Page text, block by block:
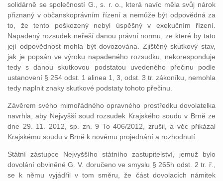
solidárně se společností G., s. r. o., která navíc měla svůj nárok
přiznaný v občanskoprávním řízení a nemůže být odpovědná za
to, že tento poškozený nebyl úspěšný v exekučním řízení.
Napadený rozsudek neřeší danou právní normu, ze které by tato
její odpovědnost mohla být dovozována. Zjištěný skutkový stav,
jak je popsán ve výroku napadeného rozsudku, nekoresponduje
tedy s danou skutkovou podstatou uvedeného přečinu podle
ustanovení § 254 odst. 1 alinea 1, 3, odst. 3 tr. zákoníku, nemohla
tedy naplnit znaky skutkové podstaty tohoto přečinu.
Závěrem svého mimořádného opravného prostředku dovolatelka
navrhla, aby Nejvyšší soud rozsudek Krajského soudu v Brně ze
dne 29. 11. 2012, sp. zn. 9 To 406/2012, zrušil, a věc přikázal
Krajskému soudu v Brně k novému projednání a rozhodnutí.
Státní zástupce Nejvyššího státního zastupitelství, jemuž bylo
dovolání obviněné G. V. doručeno ve smyslu § 265h odst. 2 tr. ř.,
se k němu vyjádřil v tom směru, že část dovolacích námitek